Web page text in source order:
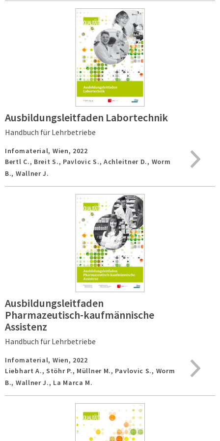
Ausbildungsleitfaden Labortechnik
Handbuch für Lehrbetriebe
Infomaterial, Wien, 2022
Bertl C., Breit S., Pavlovic S., Achleitner D., Worm
B., Wallner J.
Ausbildungsleitfaden
Pharmazeutisch-kaufmännische
Assistenz
Handbuch für Lehrbetriebe
Infomaterial, Wien, 2022
Liebhart A., Stöhr P., Müllner M., Pavlovic S., Worm
B., Wallner J., La Marca M.